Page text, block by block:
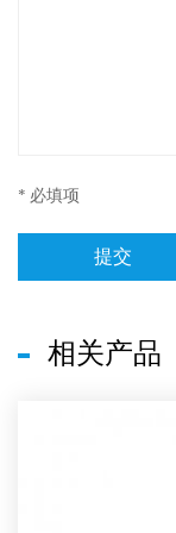
* 必填项
提交
相关产品